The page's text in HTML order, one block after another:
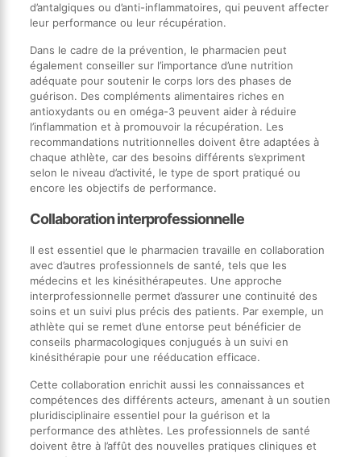
d’antalgiques ou d’anti-inflammatoires, qui peuvent affecter
leur performance ou leur récupération.
Dans le cadre de la prévention, le pharmacien peut
également conseiller sur l’importance d’une nutrition
adéquate pour soutenir le corps lors des phases de
guérison. Des compléments alimentaires riches en
antioxydants ou en oméga-3 peuvent aider à réduire
l’inflammation et à promouvoir la récupération. Les
recommandations nutritionnelles doivent être adaptées à
chaque athlète, car des besoins différents s’expriment
selon le niveau d’activité, le type de sport pratiqué ou
encore les objectifs de performance.
Collaboration interprofessionnelle
Il est essentiel que le pharmacien travaille en collaboration
avec d’autres professionnels de santé, tels que les
médecins et les kinésithérapeutes. Une approche
interprofessionnelle permet d’assurer une continuité des
soins et un suivi plus précis des patients. Par exemple, un
athlète qui se remet d’une entorse peut bénéficier de
conseils pharmacologiques conjugués à un suivi en
kinésithérapie pour une rééducation efficace.
Cette collaboration enrichit aussi les connaissances et
compétences des différents acteurs, amenant à un soutien
pluridisciplinaire essentiel pour la guérison et la
performance des athlètes. Les professionnels de santé
doivent être à l’affût des nouvelles pratiques cliniques et